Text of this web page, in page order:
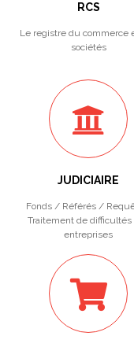
RCS
Le registre du commerce
sociétés
JUDICIAIRE
Fonds / Référés /
Traitement de difficultés
entreprises